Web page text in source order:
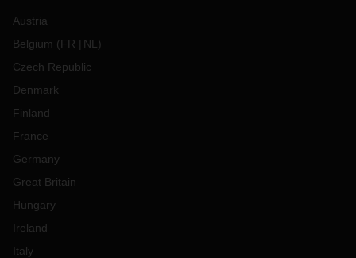
Austria
Belgium (FR NL )
Czech Republic
Denmark
Finland
France
Germany
Great Britain
Hungary
Ireland
Italy